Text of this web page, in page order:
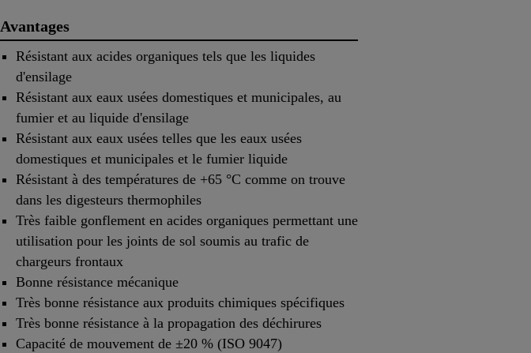
Avantages
Résistant aux acides organiques tels que les liquides
d'ensilage
Résistant aux eaux usées domestiques et municipales, au
fumier et au liquide d'ensilage
Résistant aux eaux usées telles que les eaux usées
domestiques et municipales et le fumier liquide
Résistant à des températures de +65 °C comme on trouve
dans les digesteurs thermophiles
Très faible gonflement en acides organiques permettant une
utilisation pour les joints de sol soumis au trafic de
chargeurs frontaux
Bonne résistance mécanique
Très bonne résistance aux produits chimiques spécifiques
Très bonne résistance à la propagation des déchirures
Capacité de mouvement de ±20 % (ISO 9047)